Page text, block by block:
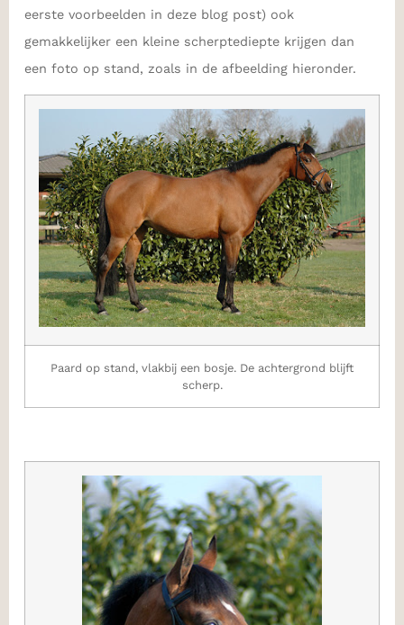
eerste voorbeelden in deze blog post) ook
gemakkelijker een kleine scherptediepte krijgen dan
een foto op stand, zoals in de afbeelding hieronder.
Paard op stand, vlakbij een bosje. De achtergrond blijft
scherp.